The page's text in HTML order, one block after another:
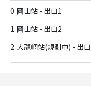
0 圓山站 - 出口1
1 圓山站 - 出口2
2 大龍峒站(規劃中) - 出口